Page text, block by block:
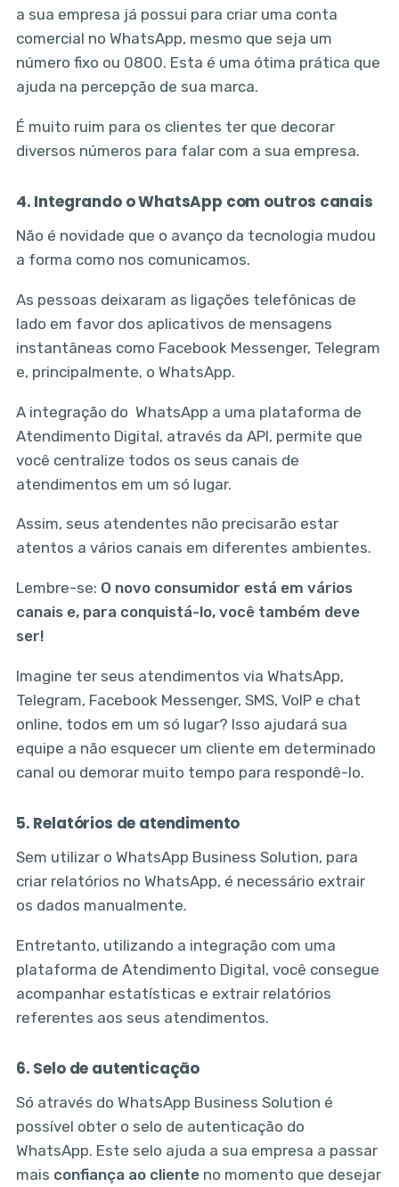
a sua empresa já possui para criar uma conta
comercial no WhatsApp, mesmo que seja um
número fixo ou 0800. Esta é uma ótima prática que
ajuda na percepção de sua marca.
É muito ruim para os clientes ter que decorar
diversos números para falar com a sua empresa.
4. Integrando o WhatsApp com outros canais
Não é novidade que o avanço da tecnologia mudou
a forma como nos comunicamos.
As pessoas deixaram as ligações telefônicas de
lado em favor dos aplicativos de mensagens
instantâneas como Facebook Messenger, Telegram
e, principalmente, o WhatsApp.
A integração do WhatsApp a uma plataforma de
Atendimento Digital, através da API, permite que
você centralize todos os seus canais de
atendimentos em um só lugar.
Assim, seus atendentes não precisarão estar
atentos a vários canais em diferentes ambientes.
Lembre-se: O novo consumidor está em vários
canais e, para conquistá-lo, você também deve
ser!
Imagine ter seus atendimentos via WhatsApp,
Telegram, Facebook Messenger, SMS, VoIP e chat
online, todos em um só lugar? Isso ajudará sua
equipe a não esquecer um cliente em determinado
canal ou demorar muito tempo para respondê-lo.
5. Relatórios de atendimento
Sem utilizar o WhatsApp Business Solution, para
criar relatórios no WhatsApp, é necessário extrair
os dados manualmente.
Entretanto, utilizando a integração com uma
plataforma de Atendimento Digital, você consegue
acompanhar estatísticas e extrair relatórios
referentes aos seus atendimentos.
6. Selo de autenticação
Só através do WhatsApp Business Solution é
possível obter o selo de autenticação do
WhatsApp. Este selo ajuda a sua empresa a passar
mais confiança ao clienteno momento que desejar